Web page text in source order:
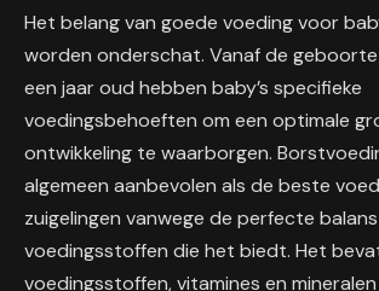
Het belang van goede voeding voor
worden onderschat. Vanaf de
een jaar oud hebben baby’s specifieke
voedingsbehoeften om een optimale
ontwikkeling te waarborgen.
algemeen aanbevolen als de beste
zuigelingen vanwege de perfecte
voedingsstoffen die het biedt. Het
voedingsstoffen, vitamines en